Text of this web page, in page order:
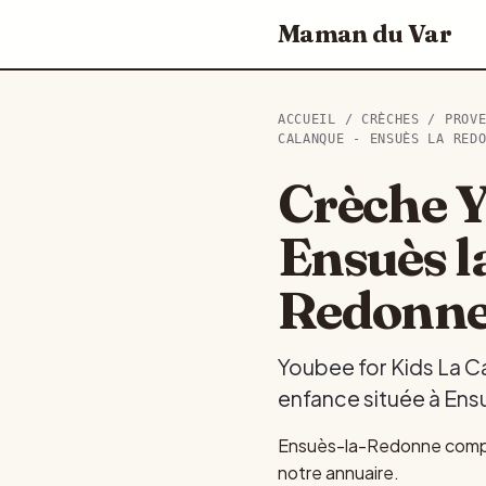
Maman du Var
ACCUEIL / CRÈCHES /
CALANQUE - ENSUÈS LA
Crèche
Ensuès
Youbee for Kids La
enfance située à
Ensuès-la-Redonne
notre annuaire.